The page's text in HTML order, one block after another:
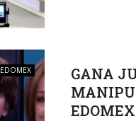
EDOMEX
GANA